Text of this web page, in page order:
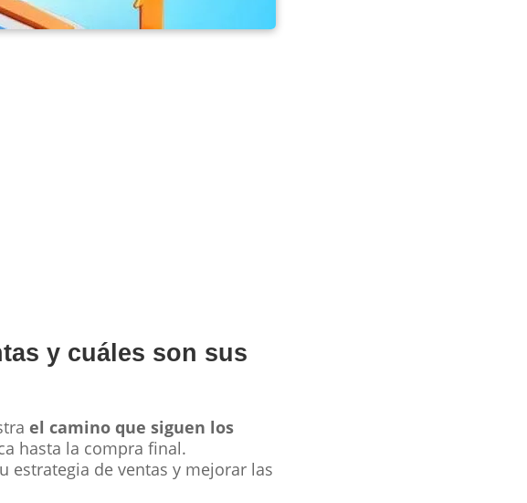
y cuáles son sus
el camino que siguen los
hasta la compra final.
estrategia de ventas y mejorar las